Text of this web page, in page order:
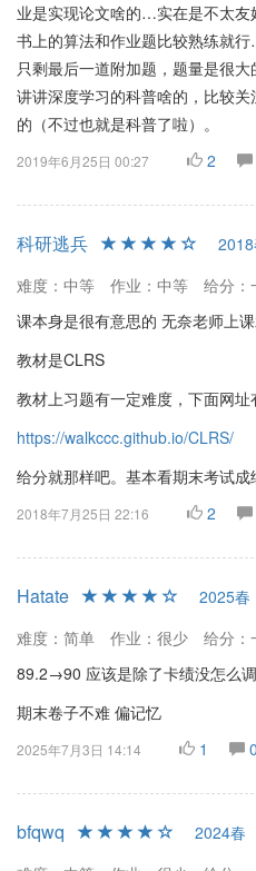
业是实现论文啥的…实在是不太
书上的算法和作业题比较熟练就
只剩最后一道附加题，题量是很
讲讲深度学习的科普啥的，比较
的（不过也就是科普了啦）。
2019年6月25日 00:27 2
科研逃兵
难度：中等
作业：中等 给分：
课本身是很有意思的 无奈老师上
教材是CLRS
教材上习题有一定难度，下面网址
https://walkccc.github.io/CLRS/
给分就那样吧。基本看期末考试成
2018年7月25日 22:16 2
Hatate
2025春
难度：简单
作业：很少 给分：
89.2→90 应该是除了卡绩没怎么
期末卷子不难 偏记忆
2025年7月3日 14:14 1 0
bfqwq
2024春